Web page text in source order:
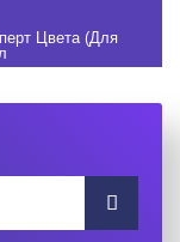
Цвета (Для